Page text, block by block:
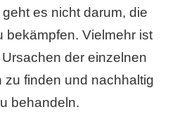
es nicht darum, die
bekämpfen. Vielmehr ist
der einzelnen
zu finden und nachhaltig
behandeln.